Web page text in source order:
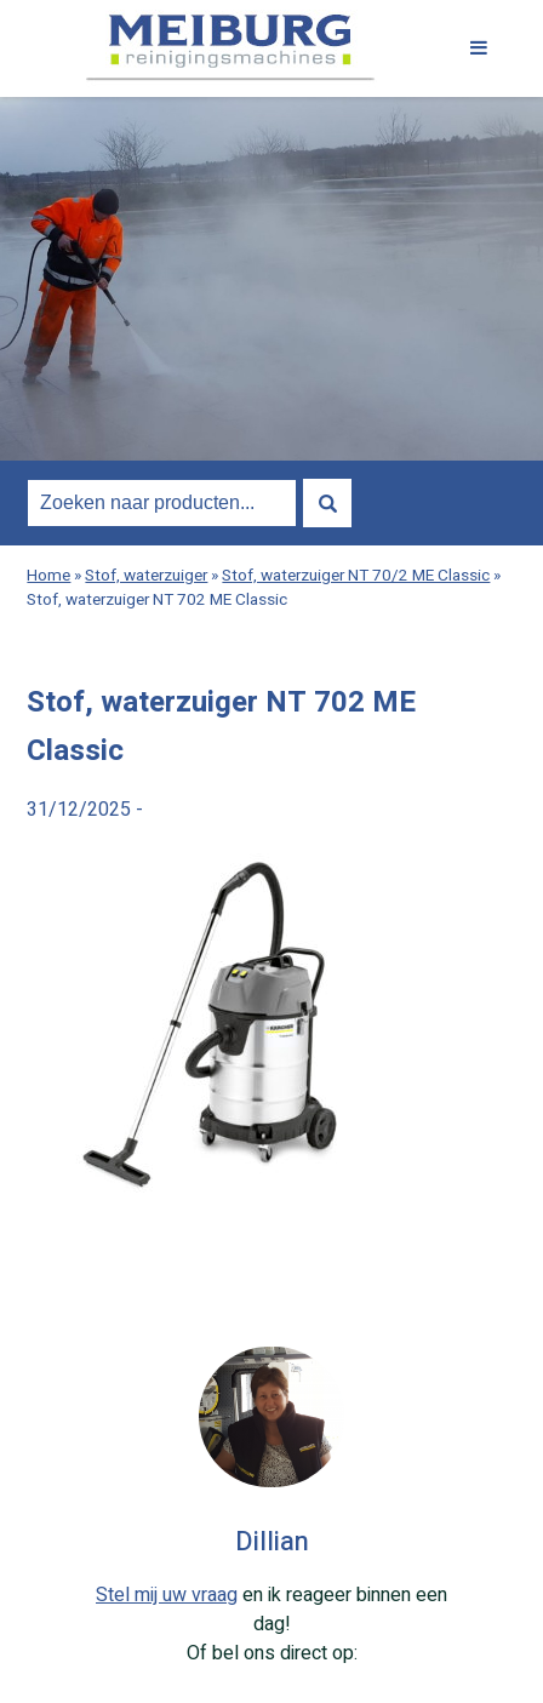
Home»Stof, waterzuiger»Stof, waterzuiger NT 70/2 ME Classic»
Stof, waterzuiger NT 702 ME Classic
Stof, waterzuiger NT 702 ME
Classic
31/12/2025 -
Dillian
Stel mij uw vraagen ik reageer binnen een
dag!
Of bel ons direct op: